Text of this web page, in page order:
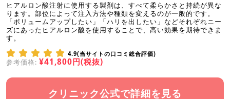
ヒアルロン酸注射に使用する製剤は、すべて柔らかさと持続が異な
ります。部位によって注入方法や種類を変えるのが一般的です。
「ボリュームアップしたい」「ハリを出したい」などそれぞれニー
ズにあったヒアルロン酸を使用することで、高い効果を期待できま
す。
4.9(当サイトの口コミ総合評価)
参考価格: ¥41,800円(税抜)
クリニック公式で詳細を見る